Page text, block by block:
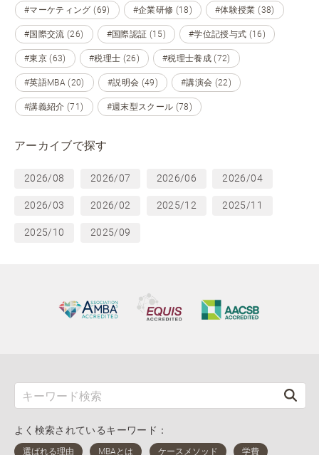
#マーケティング (69) #企業研修 (18) #体験授業 (38)
#国際交流 (26) #国際認証 (15) #学位記授与式 (16)
#東京 (63) #税理士 (26) #税理士養成 (72)
#英語MBA (20) #説明会 (49) #講演会 (22)
#講義紹介 (71) #週末型スクール (78)
アーカイブで探す
2026/08 2026/07 2026/06 2026/04
2026/03 2026/02 2025/12 2025/11
2025/10 2025/09
よく検索されているキーワード：